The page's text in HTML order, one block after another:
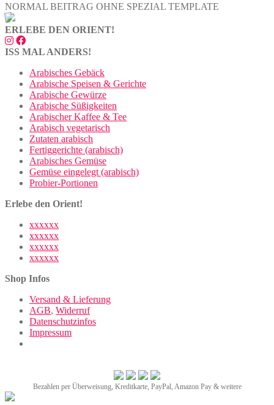
NORMAL BEITRAG OHNE SPEZIAL TEMPLATE
ERLEBE DEN ORIENT!
ISS MAL ANDERS!
Arabisches Gebäck
Arabische Speisen & Gerichte
Arabische Gewürze
Arabische Süßigkeiten
Arabischer Kaffee & Tee
Arabisch vegetarisch
Zutaten arabisch
Fertiggerichte (arabisch)
Arabisches Gemüse
Gemüse eingelegt (arabisch)
Probier-Portionen
Erlebe den Orient!
xxxxxx
xxxxxx
xxxxxx
xxxxxx
Shop Infos
Versand & Lieferung
AGB, Widerruf
Datenschutzinfos
Impressum